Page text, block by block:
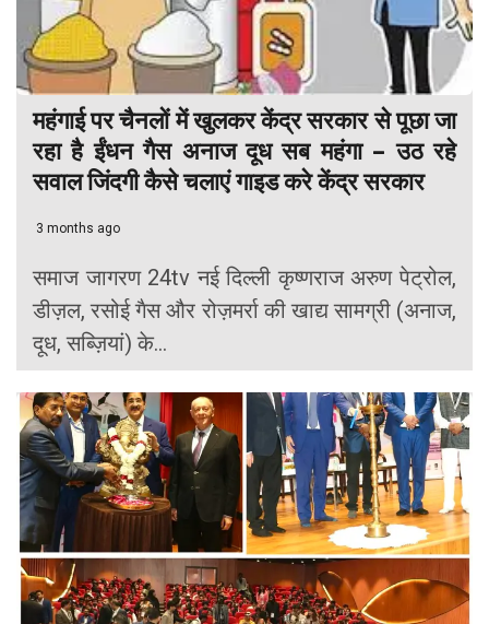
महंगाई पर चैनलों में खुलकर केंद्र सरकार से पूछा जा
रहा है ईंधन गैस अनाज दूध सब महंगा – उठ रहे
सवाल जिंदगी कैसे चलाएं गाइड करे केंद्र सरकार
3 months ago
समाज जागरण 24tv नई दिल्ली कृष्णराज अरुण पेट्रोल,
डीज़ल, रसोई गैस और रोज़मर्रा की खाद्य सामग्री (अनाज,
दूध, सब्ज़ियां) के...